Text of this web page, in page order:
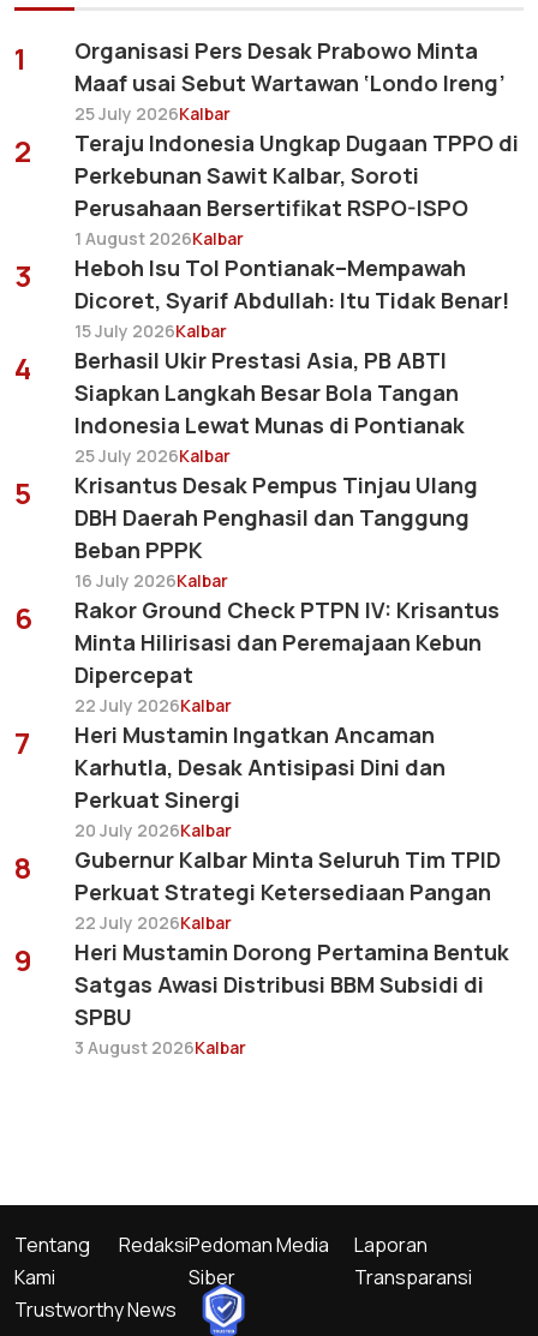
1
Organisasi Pers Desak Prabowo Minta
Maaf usai Sebut Wartawan ‘Londo Ireng’
25 July 2026Kalbar
2
Teraju Indonesia Ungkap Dugaan TPPO di
Perkebunan Sawit Kalbar, Soroti
Perusahaan Bersertifikat RSPO-ISPO
1 August 2026Kalbar
3
Heboh Isu Tol Pontianak–Mempawah
Dicoret, Syarif Abdullah: Itu Tidak Benar!
15 July 2026Kalbar
4
Berhasil Ukir Prestasi Asia, PB ABTI
Siapkan Langkah Besar Bola Tangan
Indonesia Lewat Munas di Pontianak
25 July 2026Kalbar
5
Krisantus Desak Pempus Tinjau Ulang
DBH Daerah Penghasil dan Tanggung
Beban PPPK
16 July 2026Kalbar
6
Rakor Ground Check PTPN IV: Krisantus
Minta Hilirisasi dan Peremajaan Kebun
Dipercepat
22 July 2026Kalbar
7
Heri Mustamin Ingatkan Ancaman
Karhutla, Desak Antisipasi Dini dan
Perkuat Sinergi
20 July 2026Kalbar
8
Gubernur Kalbar Minta Seluruh Tim TPID
Perkuat Strategi Ketersediaan Pangan
22 July 2026Kalbar
9
Heri Mustamin Dorong Pertamina Bentuk
Satgas Awasi Distribusi BBM Subsidi di
SPBU
3 August 2026Kalbar
Trustworthy News
Tentang
Kami
RedaksiPedoman Media
Siber
Laporan
Transparansi